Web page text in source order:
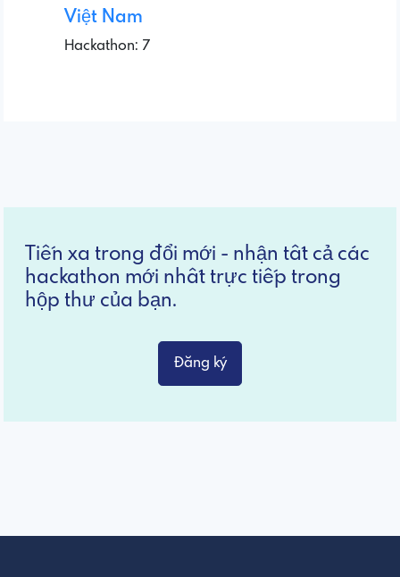
Việt Nam
Hackathon: 7
Tiến xa trong đổi mới - nhận tất cả các
hackathon mới nhất trực tiếp trong
hộp thư của bạn.
Đăng ký